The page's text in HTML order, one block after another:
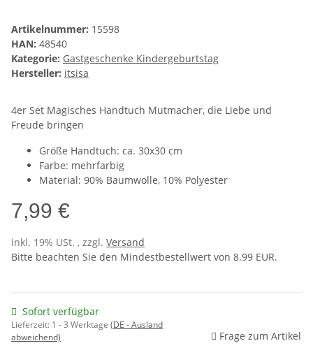
Artikelnummer: 15598
HAN: 48540
Kategorie: Gastgeschenke Kindergeburtstag
Hersteller: itsisa
4er Set Magisches Handtuch Mutmacher, die Liebe und
Freude bringen
Größe Handtuch: ca. 30x30 cm
Farbe: mehrfarbig
Material: 90% Baumwolle, 10% Polyester
7,99 €
inkl. 19% USt. , zzgl. Versand
Bitte beachten Sie den Mindestbestellwert von 8.99 EUR.
Sofort verfügbar
Lieferzeit: 1 - 3 Werktage (DE - Ausland
abweichend)
Frage zum Artikel